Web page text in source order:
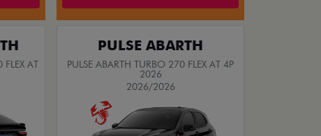
FLEX AT
PULSE ABARTH
PULSE ABARTH TURBO 270 FLEX AT 4P
2026
2026/2026